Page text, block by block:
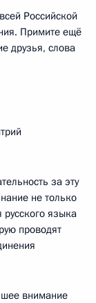
Российской
Примите ещё
друзья, слова
за эту
не только
языка
проводят
внимание